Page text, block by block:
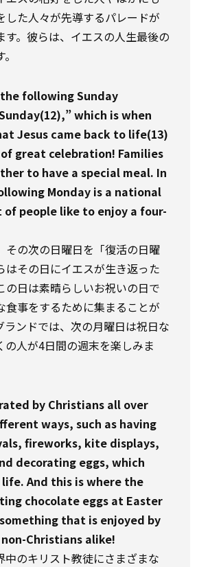
した人々が先導するパレードが
す。彼らは、イエスの人生最後の
following Sunday
which is when
Jesus came back to life(13)
great celebration! Families
to have a special meal. In
Monday is a national
of people like to enjoy a four-
その次の日曜日を「復活の日曜
はその日にイエスが生き返った
の日は素晴らしいお祝いの日で
食事をするために集まることが
ランドでは、次の月曜日は祝日な
の人が4日間の週末を楽しみま
by Christians all over
ways, such as having
fireworks, kite displays,
decorating eggs, which
And this is where the
chocolate eggs at Easter
that is enjoyed by
Christians alike!
中のキリスト教徒にさまざまな